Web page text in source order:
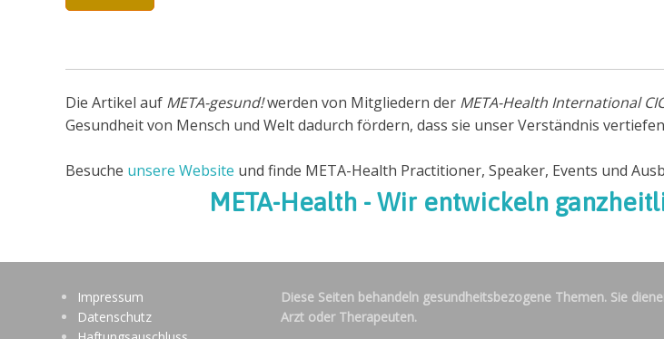
Die Artikel auf META-gesund!werden von Mitgliedern der META-Health International
Gesundheit von Mensch und Welt dadurch fördern, dass sie unser Verständnis
Besuche unsere Website und finde META-Health Practitioner, Speaker, Events und
META-Health - Wir entwickeln
Diese Seiten behandeln gesundheitsbezogene Themen. Sie
Arzt oder Therapeuten.
Impressum
Datenschutz